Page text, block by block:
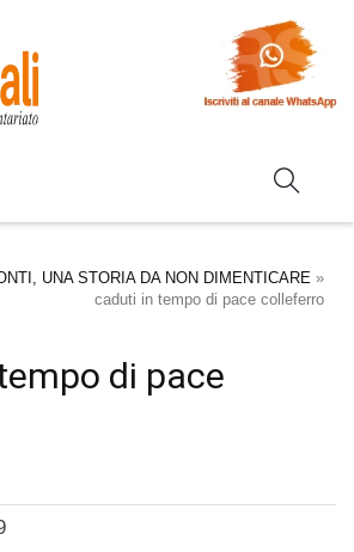
UNA STORIA DA NON DIMENTICARE »
caduti in tempo di pace colleferro
di pace